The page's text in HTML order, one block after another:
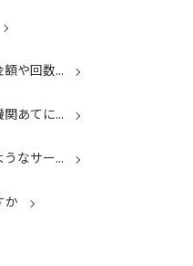
額や回数...
関あてに...
うなサー...
か